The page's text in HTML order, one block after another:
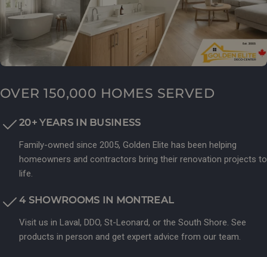
OVER 150,000 HOMES SERVED
20+ YEARS IN BUSINESS
Family-owned since 2005, Golden Elite has been helping
homeowners and contractors bring their renovation projects to
life.
4 SHOWROOMS IN MONTREAL
Visit us in Laval, DDO, St-Leonard, or the South Shore. See
products in person and get expert advice from our team.